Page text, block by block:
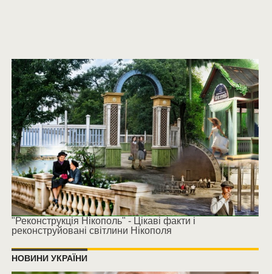
"Реконструкція Нікополь" - Цікаві факти і
реконструйовані світлини Нікополя
НОВИНИ УКРАЇНИ